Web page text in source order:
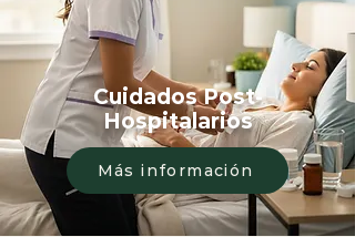
Cuidados Post-
Hospitalarios
Más información